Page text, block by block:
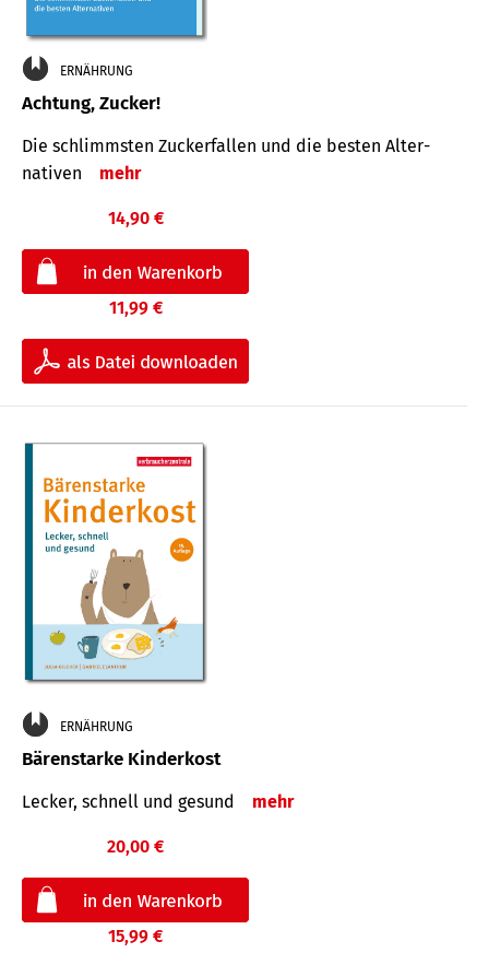
ERNÄHRUNG
Achtung, Zucker!
Die schlimmsten Zucker­fallen und die besten Alter­
nativen
mehr
14,90 €
11,99 €
ERNÄHRUNG
Bärenstarke Kinderkost
Lecker, schnell und gesund mehr
20,00 €
15,99 €